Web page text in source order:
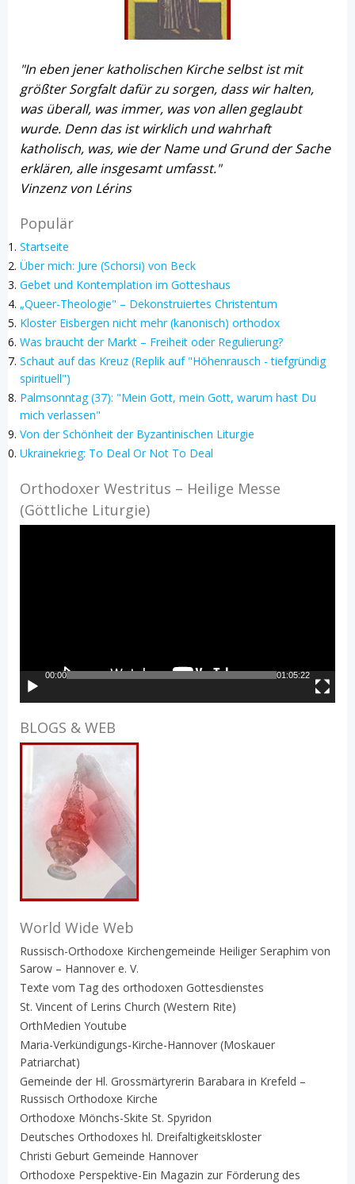
"In eben jener katholischen Kirche selbst ist mit
größter Sorgfalt dafür zu sorgen, dass wir halten,
was überall, was immer, was von allen geglaubt
wurde. Denn das ist wirklich und wahrhaft
katholisch, was, wie der Name und Grund der Sache
erklären, alle insgesamt umfasst."
Vinzenz von Lérins
Populär
Startseite
Über mich: Jure (Schorsi) von Beck
Gebet und Kontemplation im Gotteshaus
„Queer-Theologie" – Dekonstruiertes Christentum
Kloster Eisbergen nicht mehr (kanonisch) orthodox
Was braucht der Markt – Freiheit oder Regulierung?
Schaut auf das Kreuz (Replik auf "Höhenrausch - tiefgründig
spirituell")
Palmsonntag (37): "Mein Gott, mein Gott, warum hast Du
mich verlassen"
Von der Schönheit der Byzantinischen Liturgie
Ukrainekrieg: To Deal Or Not To Deal
Orthodoxer Westritus – Heilige Messe
(Göttliche Liturgie)
00:00 01:05:22
BLOGS & WEB
World Wide Web
Russisch-Orthodoxe Kirchengemeinde Heiliger Seraphim von
Sarow – Hannover e. V.
Texte vom Tag des orthodoxen Gottesdienstes
St. Vincent of Lerins Church (Western Rite)
OrthMedien Youtube
Maria-Verkündigungs-Kirche-Hannover (Moskauer
Patriarchat)
Gemeinde der Hl. Grossmärtyrerin Barabara in Krefeld –
Russisch Orthodoxe Kirche
Orthodoxe Mönchs-Skite St. Spyridon
Deutsches Orthodoxes hl. Dreifaltigkeitskloster
Christi Geburt Gemeinde Hannover
Orthodoxe Perspektive-Ein Magazin zur Förderung des